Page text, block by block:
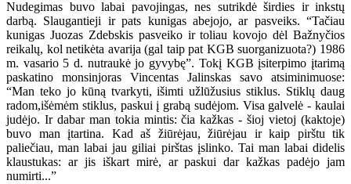
Nudegimas buvo labai pavojingas, nes sutrikdė širdies ir inkstų
darbą. Slaugantieji ir pats kunigas abejojo, ar pasveiks. “Tačiau
kunigas Juozas Zdebskis pasveiko ir toliau kovojo dėl Bažnyčios
reikalų, kol netikėta avarija (gal taip pat KGB suorganizuota?) 1986
m. vasario 5 d. nutraukė jo gyvybę”. Tokį KGB įsiterpimo įtarimą
paskatino monsinjoras Vincentas Jalinskas savo atsiminimuose:
“Man teko jo kūną tvarkyti, išimti užlūžusius stiklus. Stiklų daug
radom,išėmėm stiklus, paskui į grabą sudėjom. Visa galvelė - kaulai
judėjo. Ir dabar man tokia mintis: čia kažkas - šioj vietoj (kaktoje)
buvo man įtartina. Kad aš žiūrėjau, žiūrėjau ir kaip pirštu tik
paliečiau, man labai jau giliai pirštas įslinko. Tai man labai didelis
klaustukas: ar jis iškart mirė, ar paskui dar kažkas padėjo jam
numirti...”